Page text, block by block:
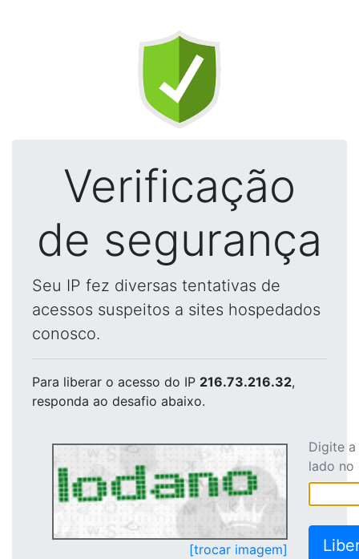
Verificação
de segurança
Seu IP fez diversas tentativas de
acessos suspeitos a sites hospedados
conosco.
Para liberar o acesso do IP 216.73.216.32,
responda ao desafio abaixo.
[trocar imagem]
Digite
lado no